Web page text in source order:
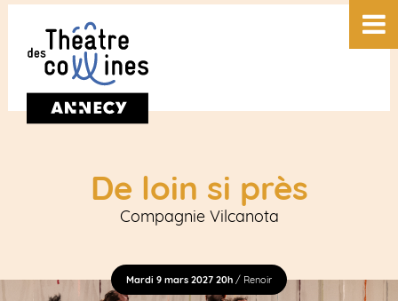
De loin si près
Compagnie Vilcanota
Mardi 9 mars 2027 20h / Renoir